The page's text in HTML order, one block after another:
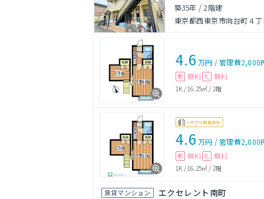
築35年 /2階建
東京都西東京市向台町４丁
4.6 万円 /管理費2,000
敷 無料 礼 無料
1K / 16.25㎡ / 2階
4.6 万円 /管理費2,000
敷 無料 礼 無料
1K /16.25㎡ / 2階
賃貸マンション エクセレント南町